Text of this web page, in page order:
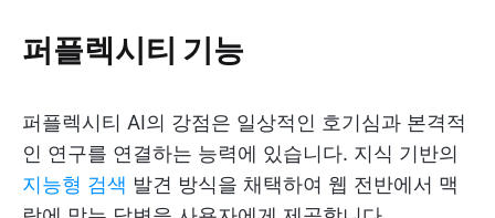
퍼플렉시티 기능
퍼플렉시티 AI의 강점은 일상적인 호기심과 본격적
인 연구를 연결하는 능력에 있습니다. 지식 기반의
지능형 검색 발견 방식을 채택하여 웹 전반에서 맥